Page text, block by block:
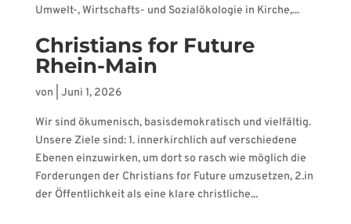
Umwelt-, Wirtschafts- und Sozialökologie in Kirche,...
Christians for Future
Rhein-Main
von Juni 1, 2026
Wir sind ökumenisch, basisdemokratisch und vielfältig.
Unsere Ziele sind: 1. innerkirchlich auf verschiedene
Ebenen einzuwirken, um dort so rasch wie möglich die
Forderungen der Christians for Future umzusetzen, 2.in
der Öffentlichkeit als eine klare christliche...